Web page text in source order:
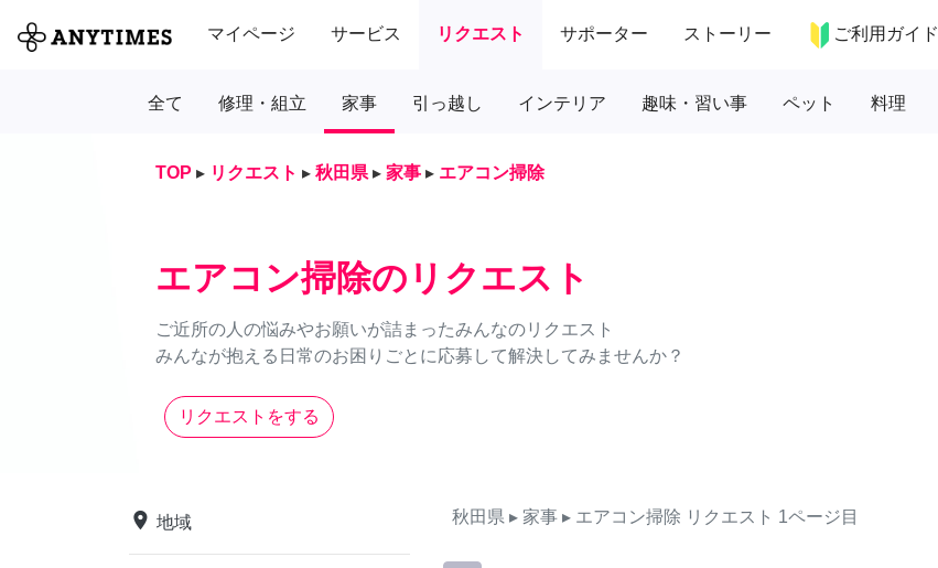
マイページ サービス リクエスト サポーター ストーリー ご利用ガイド
全て 修理・組立 家事 引っ越し インテリア 趣味・習い事 ペット 料理
TOP ▸ リクエスト ▸ 秋田県 ▸ 家事 ▸ エアコン掃除
エアコン掃除のリクエスト
ご近所の人の悩みやお願いが詰まったみんなのリクエスト
みんなが抱える日常のお困りごとに応募して解決してみませんか？
リクエストをする
place 地域 秋田県 ▸ 家事 ▸ エアコン掃除 リクエスト 1ページ目